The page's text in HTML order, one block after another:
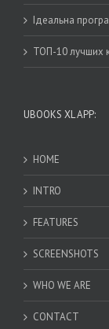
Ідеальна
ТОП-10 лучших
UBOOKS XL APP:
HOME
INTRO
FEATURES
SCREENSHOTS
WHO WE ARE
CONTACT